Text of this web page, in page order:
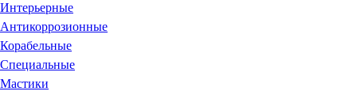
Интерьерные
Антикоррозионные
Корабельные
Специальные
Мастики